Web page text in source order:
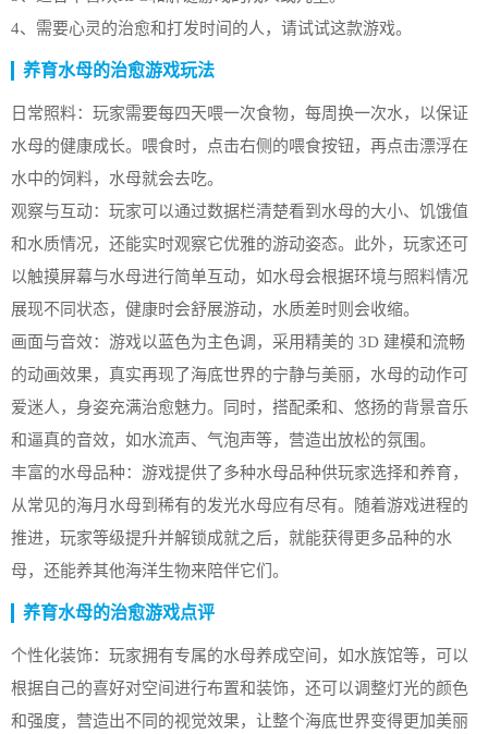
4、需要心灵的治愈和打发时间的人，请试试这款游戏。
养育水母的治愈游戏玩法
日常照料：玩家需要每四天喂一次食物，每周换一次水，以保证
水母的健康成长。喂食时，点击右侧的喂食按钮，再点击漂浮在
水中的饲料，水母就会去吃。
观察与互动：玩家可以通过数据栏清楚看到水母的大小、饥饿值
和水质情况，还能实时观察它优雅的游动姿态。此外，玩家还可
以触摸屏幕与水母进行简单互动，如水母会根据环境与照料情况
展现不同状态，健康时会舒展游动，水质差时则会收缩。
画面与音效：游戏以蓝色为主色调，采用精美的 3D 建模和流畅
的动画效果，真实再现了海底世界的宁静与美丽，水母的动作可
爱迷人，身姿充满治愈魅力。同时，搭配柔和、悠扬的背景音乐
和逼真的音效，如水流声、气泡声等，营造出放松的氛围。
丰富的水母品种：游戏提供了多种水母品种供玩家选择和养育，
从常见的海月水母到稀有的发光水母应有尽有。随着游戏进程的
推进，玩家等级提升并解锁成就之后，就能获得更多品种的水
母，还能养其他海洋生物来陪伴它们。
养育水母的治愈游戏点评
个性化装饰：玩家拥有专属的水母养成空间，如水族馆等，可以
根据自己的喜好对空间进行布置和装饰，还可以调整灯光的颜色
和强度，营造出不同的视觉效果，让整个海底世界变得更加美丽